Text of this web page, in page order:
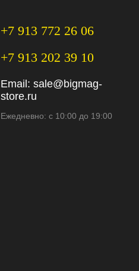
+7 913 772 26 06
+7 913 202 39 10
Email: sale@bigmag-
store.ru
Ежедневно: с 10:00 до 19:00